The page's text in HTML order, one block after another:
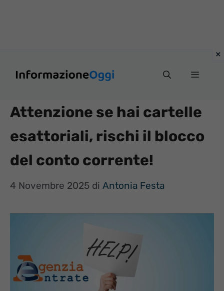
Menu
Attenzione se hai cartelle
esattoriali, rischi il blocco
del conto corrente!
4 Novembre 2025 di Antonia Festa